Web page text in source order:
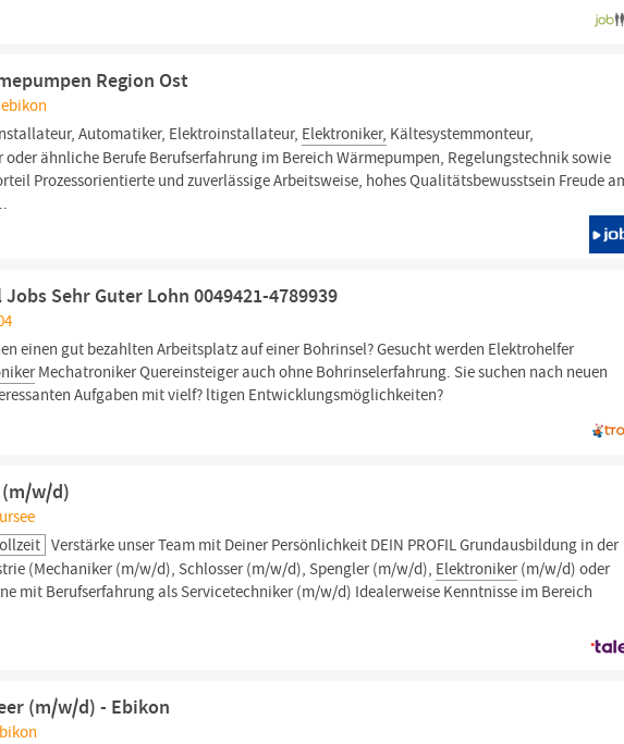
Region Ost
Automatiker, Elektroinstallateur, Elektroniker, Kältesystemmonteur,
ähnliche Berufe Berufserfahrung im Bereich Wärmepumpen, Regelungstechnik sowie
Prozessorientierte und zuverlässige Arbeitsweise, hohes Qualitätsbewusstsein Freude
Sehr Guter Lohn 0049421-4789939
einen gut bezahlten Arbeitsplatz auf einer Bohrinsel? Gesucht werden Elektrohelfer
Mechatroniker Quereinsteiger auch ohne Bohrinselerfahrung. Sie suchen nach neuen
Aufgaben mit vielf? ltigen Entwicklungsmöglichkeiten?
w/d)
Verstärke unser Team mit Deiner Persönlichkeit DEIN PROFIL Grundausbildung in der
(Mechaniker (m/w/d), Schlosser (m/w/d), Spengler (m/w/d), Elektroniker(m/w/d) oder
mit Berufserfahrung als Servicetechniker (m/w/d) Idealerweise Kenntnisse im Bereich
(m/w/d) - Ebikon